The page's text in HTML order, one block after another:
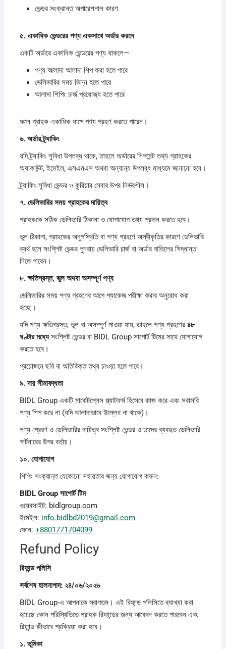
ভেন্ডর সংক্রান্ত অপারেশনাল কারণ
৫. একাধিকভেন্ডরেরপণ্যএকসাথেঅর্ডারকরলে
একটি অর্ডারে একাধিক ভেন্ডরের পণ্য থাকলে—
পণ্য আলাদা আলাদা শিপ করা হতে পারে
ডেলিভারির সময় ভিন্ন হতে পারে
আলাদা শিপিং চার্জ প্রযোজ্য হতে পারে
ফলে গ্রাহক একাধিক ধাপে পণ্য গ্রহণ করতে পারেন।
৬. অর্ডারট্র্যাকিং
যদি ট্র্যাকিং সুবিধা উপলব্ধ থাকে, তাহলে অর্ডারের শিপমেন্ট তথ্য গ্রাহকের
অ্যাকাউন্ট, ইমেইল, এসএমএস অথবা অন্যান্য উপলব্ধ মাধ্যমে জানানো হবে।
ট্র্যাকিং সুবিধা ভেন্ডর ও কুরিয়ার সেবার উপর নির্ভরশীল।
৭. ডেলিভারিরসময়গ্রাহকেরদায়িত্ব
গ্রাহককে সঠিক ডেলিভারি ঠিকানা ও যোগাযোগ তথ্য প্রদান করতে হবে।
ভুল ঠিকানা, গ্রাহকের অনুপস্থিতি বা পণ্য গ্রহণে অস্বীকৃতির কারণে ডেলিভারি
ব্যর্থ হলে সংশ্লিষ্ট ভেন্ডর পুনরায় ডেলিভারি চার্জ বা অর্ডার বাতিলের সিদ্ধান্ত
নিতে পারেন।
৮.ক্ষতিগ্রস্ত, ভুলঅথবাঅসম্পূর্ণপণ্য
ডেলিভারির সময় পণ্য গ্রহণের আগে প্যাকেজ পরীক্ষা করার অনুরোধ করা
হচ্ছে।
যদি পণ্য ক্ষতিগ্রস্ত, ভুল বা অসম্পূর্ণ পাওয়া যায়, তাহলে পণ্য গ্রহণের ৪৮
ঘণ্টারমধ্যেসংশ্লিষ্ট ভেন্ডর বা BIDL Group সাপোর্ট টিমের সাথে যোগাযোগ
করতে হবে।
প্রয়োজনে ছবি বা অতিরিক্ত তথ্য চাওয়া হতে পারে।
৯.দায়সীমাবদ্ধতা
BIDL Group একটি মার্কেটপ্লেস প্ল্যাটফর্ম হিসেবে কাজ করে এবং সরাসরি
পণ্য শিপ করে না (যদি আলাদাভাবে উল্লেখ না থাকে)।
পণ্য প্রেরণ ও ডেলিভারির দায়িত্ব সংশ্লিষ্ট ভেন্ডর ও তাদের ব্যবহৃত ডেলিভারি
পার্টনারের উপর বর্তায়।
১০. যোগাযোগ
শিপিং সংক্রান্ত যেকোনো সহায়তার জন্য যোগাযোগ করুন:
BIDL Group সাপোর্টটিম
ওয়েবসাইট: bidlgroup.com
ইমেইল: info.bidlbd2019@gmail.com
ফোন: +8801771704099
Refund Policy
রিফান্ডপলিসি
সর্বশেষহালনাগাদ: ২৪/০৬/২০২৬
BIDL Group-এ আপনাকে স্বাগতম। এই রিফান্ড পলিসিতে ব্যাখ্যা করা
হয়েছে কোন পরিস্থিতিতে গ্রাহক রিফান্ডের জন্য আবেদন করতে পারবেন এবং
রিফান্ড কীভাবে প্রক্রিয়া করা হবে।
১. ভূমিকা